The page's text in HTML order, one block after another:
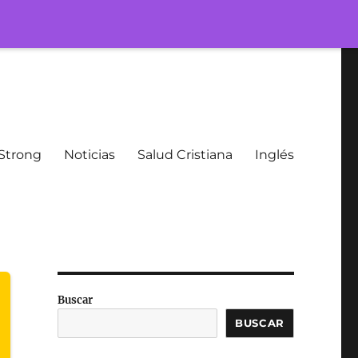
Noticias Salud Cristiana Inglés
Buscar
BUSCAR